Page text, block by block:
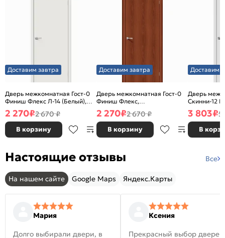
Доставим завтра
Дверь межкомнатная Гост-0
Финиш Флекс Л-14 (Белый),
глухая, каркасно-щитовая
2 270₽2 670 ₽
В корзину
Доставим завтра
Дверь межкомнатная Гост-0
Финиш Флекс,
Ламинированные Л-11
(ИталОрех), глухая, каркасно-
щитовая
2 270₽2 670 ₽
В корзину
Доставим
Дверь
Скинни-12
глухая,
3 803₽5
В
Настоящие отзывы Все
На нашем сайте Google Maps Яндекс.Карты
Мария
Долго выбирали двери, в
Ксения
Прекрасный выбор